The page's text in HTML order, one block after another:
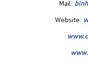
Mail:
Website: